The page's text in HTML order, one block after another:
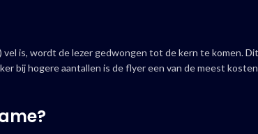
is, wordt de lezer gedwongen tot de kern te komen.
bij hogere aantallen is de flyer een van de meest